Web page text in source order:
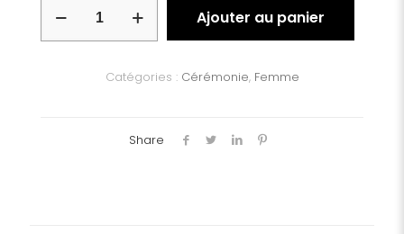
Cérémonie
Ajouter au panier
Catégories : Cérémonie, Femme
Share